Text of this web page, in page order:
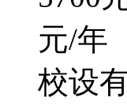
元/年
校设